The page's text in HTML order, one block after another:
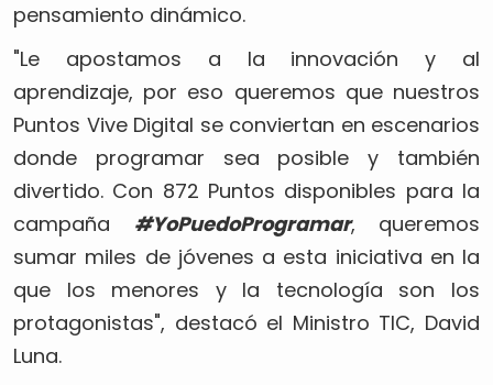
pensamiento dinámico.
"Le apostamos a la innovación y al
aprendizaje, por eso queremos que nuestros
Puntos Vive Digital se conviertan en escenarios
donde programar sea posible y también
divertido. Con 872 Puntos disponibles para la
campaña #YoPuedoProgramar, queremos
sumar miles de jóvenes a esta iniciativa en la
que los menores y la tecnología son los
protagonistas", destacó el Ministro TIC, David
Luna.